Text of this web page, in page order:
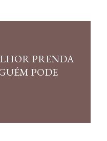
PRENDA
PODE